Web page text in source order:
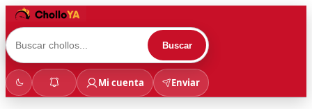
Buscar
Mi cuenta Enviar